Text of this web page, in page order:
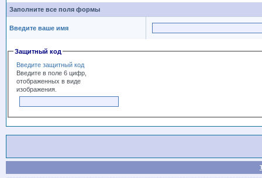
Заполните все поля формы
Введите ваше имя
Защитный код
Введите защитный код
Введите в поле 6 цифр,
отображенных в виде
изображения.